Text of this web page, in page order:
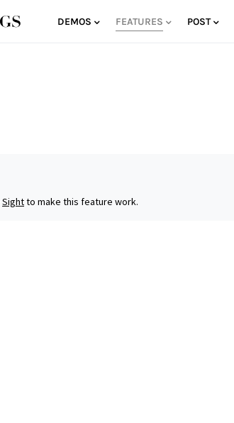
DEMOS FEATURES POST
Sightto make this feature work.